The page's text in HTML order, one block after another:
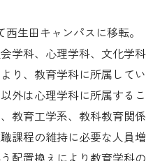
生田キャンパスに移転。
学科、心理学科、文化学科
り、教育学科に所属してい
外は心理学科に所属するこ
教育工学系、教科教育関係
課程の維持に必要な人員増
配置換えにより教育学科の